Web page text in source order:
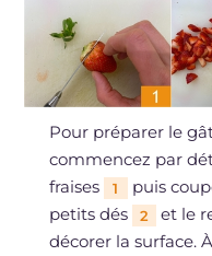
Pour préparer le
commencez par
fraises
1
puis
petits dés
2
et le
décorer la surface.